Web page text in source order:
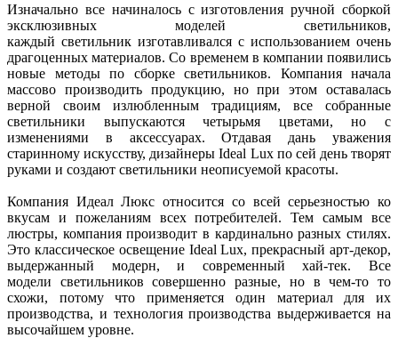
Изначально все начиналось с изготовления ручной сборкой
эксклюзивных моделей светильников,
каждый светильник изготавливался с использованием очень
драгоценных материалов. Со временем в компании появились
новые методы по сборке светильников. Компания начала
массово производить продукцию, но при этом оставалась
верной своим излюбленным традициям, все собранные
светильники выпускаются четырьмя цветами, но с
изменениями в аксессуарах. Отдавая дань уважения
старинному искусству, дизайнеры Ideal Lux по сей день творят
руками и создают светильники неописуемой красоты.
Компания Идеал Люкс относится со всей серьезностью ко
вкусам и пожеланиям всех потребителей. Тем самым все
люстры, компания производит в кардинально разных стилях.
Это классическое освещение Ideal Lux, прекрасный арт-декор,
выдержанный модерн, и современный хай-тек. Все
модели светильников совершенно разные, но в чем-то то
схожи, потому что применяется один материал для их
производства, и технология производства выдерживается на
высочайшем уровне.